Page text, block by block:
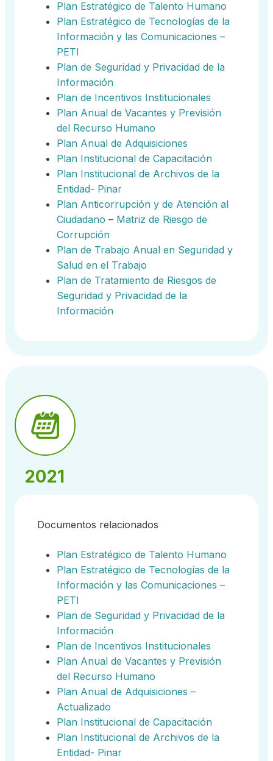
Plan Estratégico de Talento Humano
Plan Estratégico de Tecnologías de la
Información y las Comunicaciones –
PETI
Plan de Seguridad y Privacidad de la
Información
Plan de Incentivos Institucionales
Plan Anual de Vacantes y Previsión
del Recurso Humano
Plan Anual de Adquisiciones
Plan Institucional de Capacitación
Plan Institucional de Archivos de la
Entidad- Pinar
Plan Anticorrupción y de Atención al
Ciudadano – Matriz de Riesgo de
Corrupción
Plan de Trabajo Anual en Seguridad y
Salud en el Trabajo
Plan de Tratamiento de Riesgos de
Seguridad y Privacidad de la
Información
2021
Documentos relacionados
Plan Estratégico de Talento Humano
Plan Estratégico de Tecnologías de la
Información y las Comunicaciones –
PETI
Plan de Seguridad y Privacidad de la
Información
Plan de Incentivos Institucionales
Plan Anual de Vacantes y Previsión
del Recurso Humano
Plan Anual de Adquisiciones –
Actualizado
Plan Institucional de Capacitación
Plan Institucional de Archivos de la
Entidad- Pinar